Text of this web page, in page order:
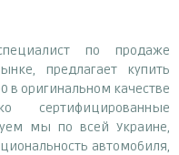
по продаже
предлагает купить
в оригинальном качестве
мы по всей Украине,
автомобиля,